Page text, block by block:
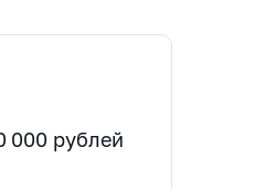
000 рублей